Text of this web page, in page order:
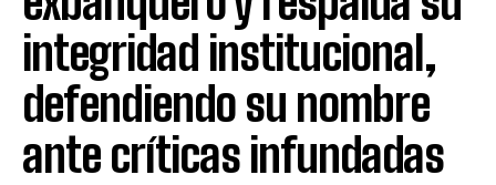
integridad institucional,
defendiendo su nombre
ante críticas infundadas